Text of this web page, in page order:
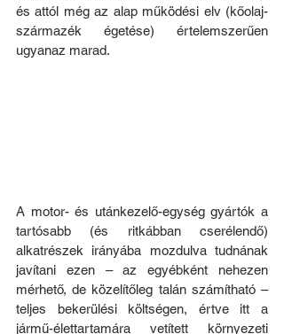
és attól még az alap működési elv (kőolaj-
származék égetése) értelemszerűen
ugyanaz marad.
A motor- és utánkezelő-egység gyártók a
tartósabb (és ritkábban cserélendő)
alkatrészek irányába mozdulva tudnának
javítani ezen – az egyébként nehezen
mérhető, de közelítőleg talán számítható –
teljes bekerülési költségen, értve itt a
jármű-élettartamára vetített környezeti